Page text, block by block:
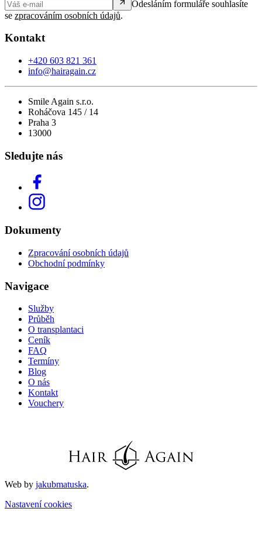
Odesláním formuláře souhlasíte
se zpracováním osobních údajů.
Kontakt
+420 603 821 361
info@hairagain.cz
Smile Again s.r.o.
Roháčova 145 / 14
Praha 3
13000
Sledujte nás
Dokumenty
Zpracování osobních údajů
Obchodní podmínky
Navigace
Služby
Průběh
O transplantaci
Ceník
FAQ
Termíny
Blog
O nás
Kontakt
Vouchery
Web by jakubmatuska.
Nastavení cookies